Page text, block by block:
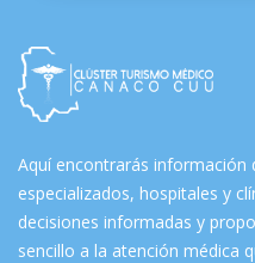
Aquí encontrarás información
especializados, hospitales y
decisiones informadas y
sencillo a la atención médica